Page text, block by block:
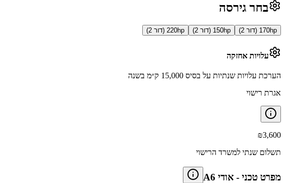
בחר גירסה
170hp (דור 2) 150hp (דור 2) 220hp (דור 2)
עלויות אחזקה
הערכת עלויות שנתיות על בסיס 15,000 ק״מ בשנה
אגרת רישוי
₪3,600
תשלום שנתי למשרד הרישוי
מפרט טכני - אודי A6